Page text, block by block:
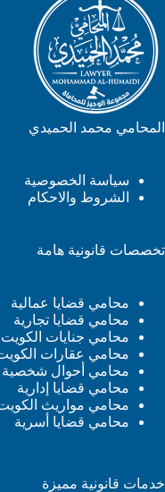
المحامي محمد الحميدي
سياسة الخصوصية
الشروط والاحكام
تخصصات قانونية هامة
محامي قضايا عمالية
محامي قضايا تجارية
محامي جنايات الكويت
محامي عقارات
محامي أحوال شخصية
محامي قضايا إدارية
محامي مواريث
محامي قضايا أسرية
خدمات قانونية مميزة